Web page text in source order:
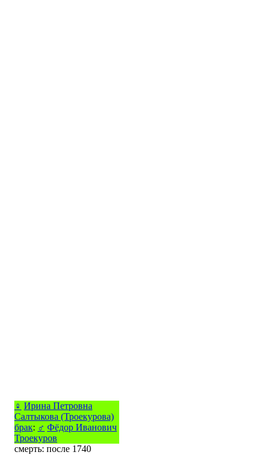
♀ Ирина Петровна
Салтыкова (Троекурова)
брак: ♂ Фёдор Иванович
Троекуров
смерть: после 1740